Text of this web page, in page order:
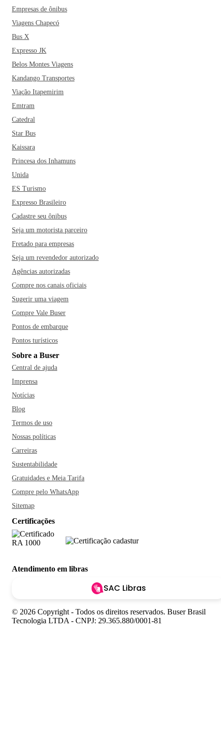
Empresas de ônibus
Viagens Chapecó
Bus X
Expresso JK
Belos Montes Viagens
Kandango Transportes
Viação Itapemirim
Emtram
Catedral
Star Bus
Kaissara
Princesa dos Inhamuns
Unida
ES Turismo
Expresso Brasileiro
Cadastre seu ônibus
Seja um motorista parceiro
Fretado para empresas
Seja um revendedor autorizado
Agências autorizadas
Compre nos canais oficiais
Sugerir uma viagem
Compre Vale Buser
Pontos de embarque
Pontos turísticos
Sobre a Buser
Central de ajuda
Imprensa
Notícias
Blog
Termos de uso
Nossas políticas
Carreiras
Sustentabilidade
Gratuidades e Meia Tarifa
Compre pelo WhatsApp
Sitemap
Certificações
Atendimento em libras
SAC Libras
© 2026 Copyright - Todos os direitos reservados. Buser Brasil
Tecnologia LTDA - CNPJ: 29.365.880/0001-81